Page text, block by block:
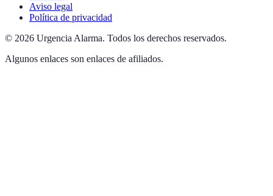
Aviso legal
Política de privacidad
© 2026 Urgencia Alarma. Todos los derechos reservados.
Algunos enlaces son enlaces de afiliados.